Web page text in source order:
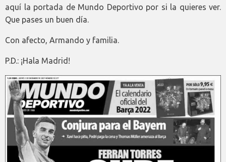
aquí la portada de Mundo Deportivo por si la quieres ver.
Que pases un buen día.
Con afecto, Armando y familia.
P.D.: ¡Hala Madrid!